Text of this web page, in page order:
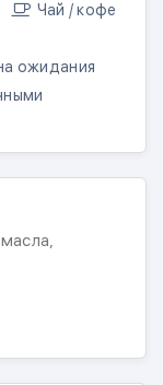
Чай / кофе
ожидания